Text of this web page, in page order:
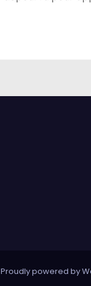
Proudly powered by